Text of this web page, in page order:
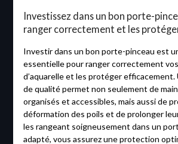
Investissez dans un bon porte-
ranger correctement et les
Investir dans un bon porte-pinceau est
essentielle pour ranger correctement
d’aquarelle et les protéger
de qualité permet non seulement de
organisés et accessibles, mais aussi de
déformation des poils et de prolonger
les rangeant soigneusement dans un
adapté, vous assurez une protection